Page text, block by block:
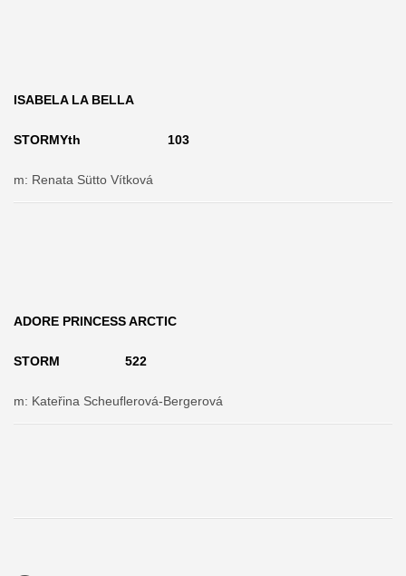
ISABELA LA BELLA
STORMYth 103
m: Renata Sütto Vítková
ADORE PRINCESS ARCTIC
STORM 522
m: Kateřina Scheuflerová-Bergerová